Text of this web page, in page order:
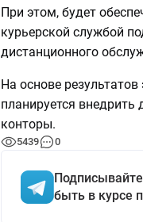
При этом, будет
курьерской службой
дистанционного
На основе
планируется
конторы.
5439 0
быть в курсе